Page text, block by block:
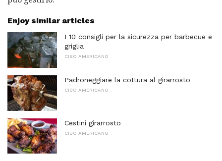
Enjoy similar articles
I 10 consigli per la sicurezza per barbecue e
griglia
CIBO AMERICANO
Padroneggiare la cottura al girarrosto
CIBO AMERICANO
Cestini girarrosto
CIBO AMERICANO